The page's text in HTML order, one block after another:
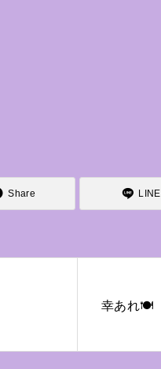
Share LINE
幸あれ🍽